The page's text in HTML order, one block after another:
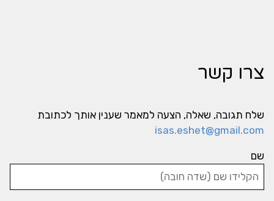
צרו קשר
שלח תגובה, שאלה, הצעה למאמר שענין אותך לכתובת
isas.eshet@gmail.com
שם